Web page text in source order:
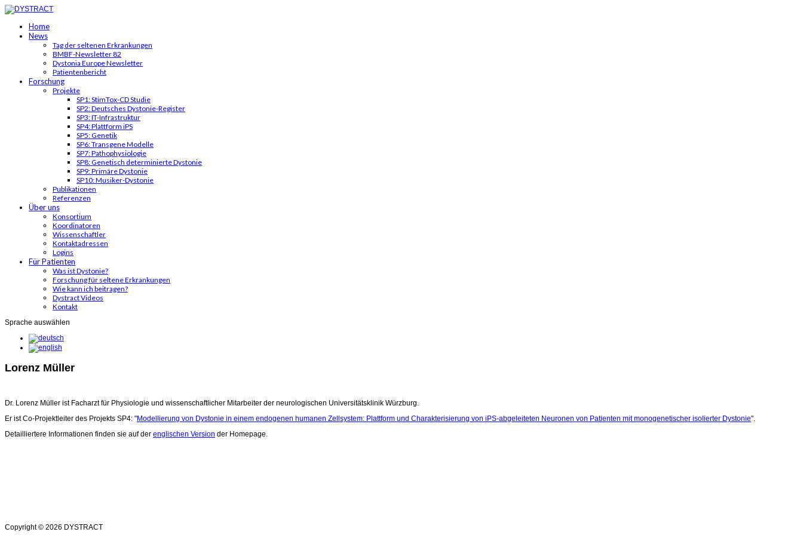
Home
News
Tag der seltenen Erkrankungen
BMBF-Newsletter 82
Dystonia Europe Newsletter
Patientenbericht
Forschung
Projekte
SP1: StimTox-CD Studie
SP2: Deutsches Dystonie-Register
SP3: IT-Infrastruktur
SP4: Plattform iPS
SP5: Genetik
SP6: Transgene Modelle
SP7: Pathophysiologie
SP8: Genetisch determinierte Dystonie
SP9: Primäre Dystonie
SP10: Musiker-Dystonie
Publikationen
Referenzen
Über uns
Konsortium
Koordinatoren
Wissenschaftler
Kontaktadressen
Logins
Für Patienten
Was ist Dystonie?
Forschung für seltene Erkrankungen
Wie kann ich beitragen?
Dystract Videos
Kontakt
Sprache auswählen
Lorenz Müller
Dr. Lorenz Müller ist Facharzt für Physiologie und wissenschaftlicher Mitarbeiter der neurologischen Universitätsklinik Würzburg.
Er ist Co-Projektleiter des Projekts SP4: "Modellierung von Dystonie in einem endogenen humanen Zellsystem: Plattform und Charakterisierung von iPS-abgeleiteten Neuronen von Patienten mit monogenetischer isolierter Dystonie".
Detailliertere Informationen finden sie auf der englischen Version der Homepage.
Copyright © 2026 DYSTRACT